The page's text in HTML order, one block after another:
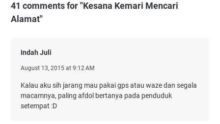
41 comments for "Kesana Kemari Mencari
Alamat"
Indah Juli
August 13, 2015 at 9:12 AM
Kalau aku sih jarang mau pakai gps atau waze dan segala
macamnya, paling afdol bertanya pada penduduk
setempat :D